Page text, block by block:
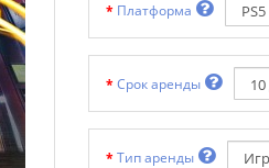
Платформа
Срок аренды
Тип аренды